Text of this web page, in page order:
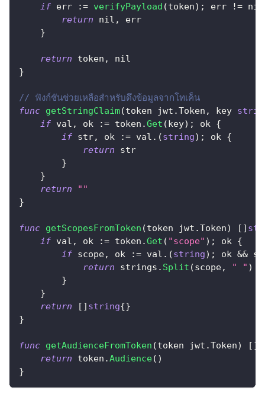
if err := verifyPayload (token) ; err != nil
return
nil ,
err
}
return token ,
nil
}
// ฟังก์ชันช่วยเหลือสำหรับดึงข้อมูลจากโทเค็น
func getStringClaim(token jwt .Token , key
if val , ok := token .Get (key) ; ok {
if str, ok := val . (string) ; ok {
return str
}
}
return
""
}
func getScopesFromToken (token jwt .Token) [ ]
if val , ok := token .Get ( "scope" ) ; ok {
if scope, ok := val . (string) ; ok &&
return strings . Split (scope, " " )
}
}
return
[ ] string{}
}
func getAudienceFromToken (token jwt .Token) [ ]
return token .Audience( )
}